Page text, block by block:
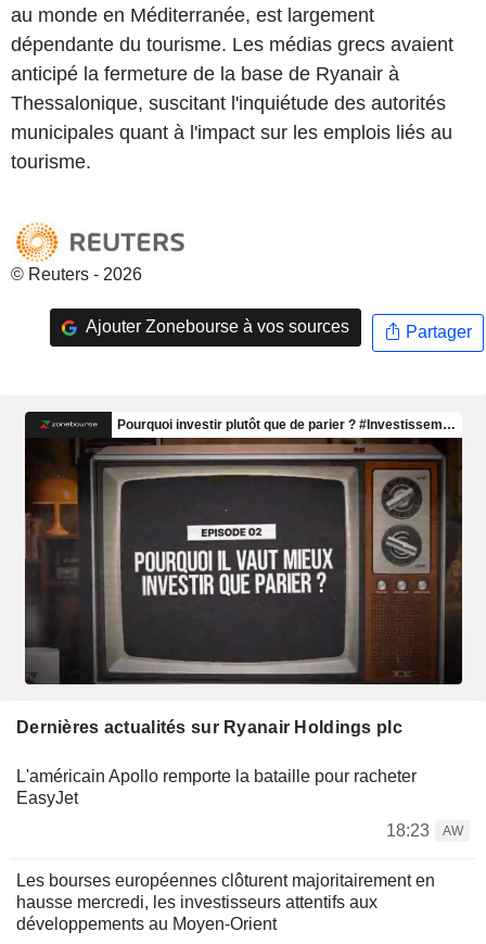
au monde en Méditerranée, est largement
dépendante du tourisme. Les médias grecs avaient
anticipé la fermeture de la base de Ryanair à
Thessalonique, suscitant l'inquiétude des autorités
municipales quant à l'impact sur les emplois liés au
tourisme.
© Reuters - 2026
Ajouter Zonebourse à vos sources Partager
Dernières actualités sur Ryanair Holdings plc
L'américain Apollo remporte la bataille pour racheter
EasyJet
18:23
AW
Les bourses européennes clôturent majoritairement en
hausse mercredi, les investisseurs attentifs aux
développements au Moyen-Orient